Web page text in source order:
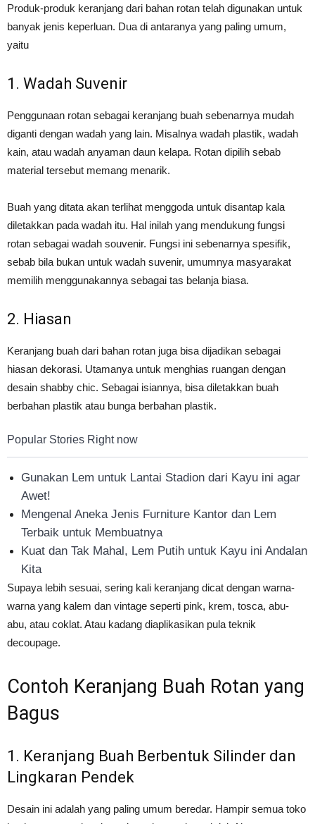
Produk-produk keranjang dari bahan rotan telah digunakan untuk
banyak jenis keperluan. Dua di antaranya yang paling umum,
yaitu
1. Wadah Suvenir
Penggunaan rotan sebagai keranjang buah sebenarnya mudah
diganti dengan wadah yang lain. Misalnya wadah plastik, wadah
kain, atau wadah anyaman daun kelapa. Rotan dipilih sebab
material tersebut memang menarik.
Buah yang ditata akan terlihat menggoda untuk disantap kala
diletakkan pada wadah itu. Hal inilah yang mendukung fungsi
rotan sebagai wadah souvenir. Fungsi ini sebenarnya spesifik,
sebab bila bukan untuk wadah suvenir, umumnya masyarakat
memilih menggunakannya sebagai tas belanja biasa.
2. Hiasan
Keranjang buah dari bahan rotan juga bisa dijadikan sebagai
hiasan dekorasi. Utamanya untuk menghias ruangan dengan
desain shabby chic. Sebagai isiannya, bisa diletakkan buah
berbahan plastik atau bunga berbahan plastik.
Popular Stories Right now
Gunakan Lem untuk Lantai Stadion dari Kayu ini agar
Awet!
Mengenal Aneka Jenis Furniture Kantor dan Lem
Terbaik untuk Membuatnya
Kuat dan Tak Mahal, Lem Putih untuk Kayu ini Andalan
Kita
Supaya lebih sesuai, sering kali keranjang dicat dengan warna-
warna yang kalem dan vintage seperti pink, krem, tosca, abu-
abu, atau coklat. Atau kadang diaplikasikan pula teknik
decoupage.
Contoh Keranjang Buah Rotan yang
Bagus
1. Keranjang Buah Berbentuk Silinder dan
Lingkaran Pendek
Desain ini adalah yang paling umum beredar. Hampir semua toko